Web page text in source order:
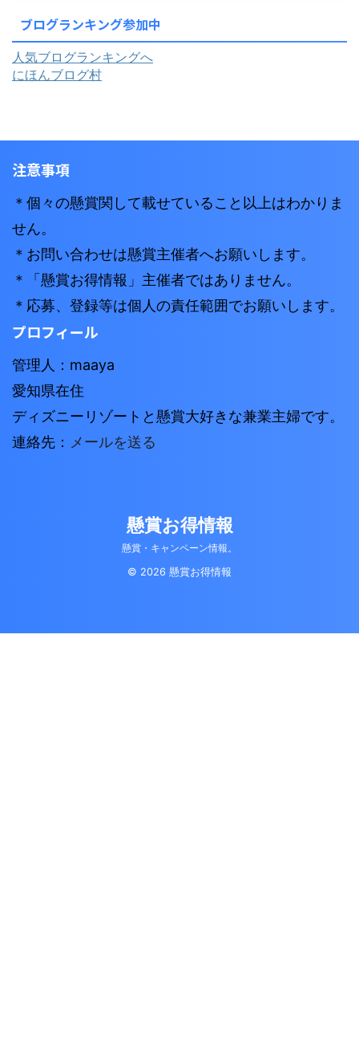
ブログランキング参加中
人気ブログランキングへ
にほんブログ村
注意事項
＊個々の懸賞関して載せていること以上はわかりま
せん。
＊お問い合わせは懸賞主催者へお願いします。
＊「懸賞お得情報」主催者ではありません。
＊応募、登録等は個人の責任範囲でお願いします。
プロフィール
管理人：maaya
愛知県在住
ディズニーリゾートと懸賞大好きな兼業主婦です。
連絡先： メールを送る
懸賞お得情報
懸賞・キャンペーン情報。
© 2026 懸賞お得情報